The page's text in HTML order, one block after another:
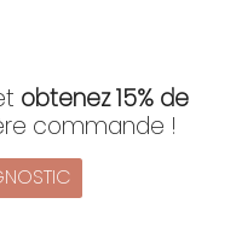
obtenez 15% de
commande !